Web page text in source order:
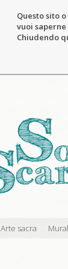
Questo sito
vuoi
Chiudendo
Arte sacra